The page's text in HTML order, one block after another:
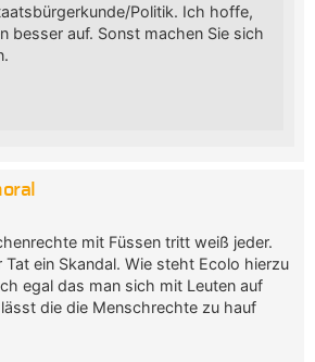
Politik. Ich hoffe,
besser auf. Sonst machen Sie sich
mit Füssen tritt weiß jeder.
Tat ein Skandal. Wie steht Ecolo hierzu
egal das man sich mit Leuten auf
die die Menschrechte zu hauf